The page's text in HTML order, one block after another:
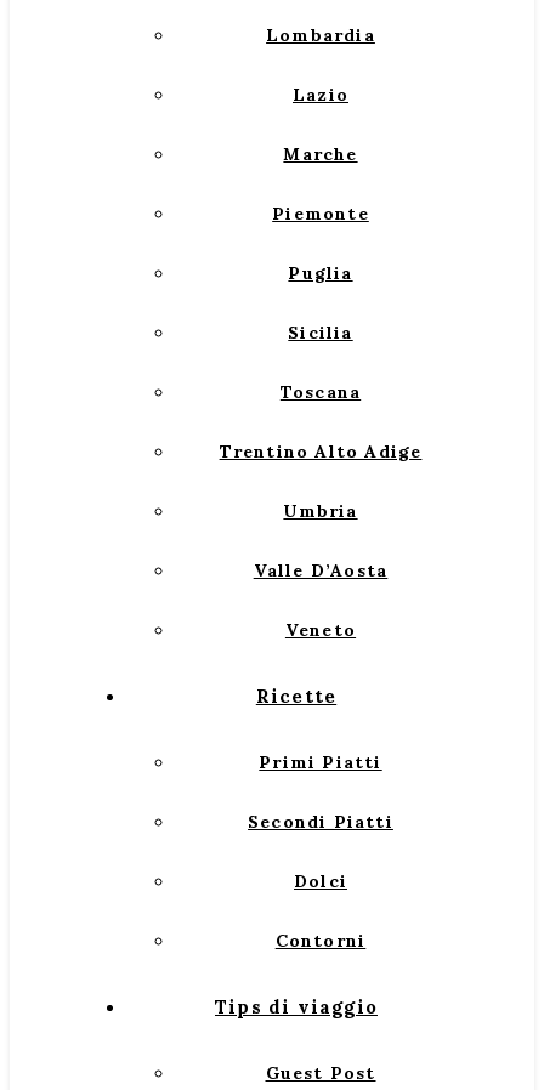
Lombardia
Lazio
Marche
Piemonte
Puglia
Sicilia
Toscana
Trentino Alto Adige
Umbria
Valle D’Aosta
Veneto
Ricette
Primi Piatti
Secondi Piatti
Dolci
Contorni
Tips di viaggio
Guest Post